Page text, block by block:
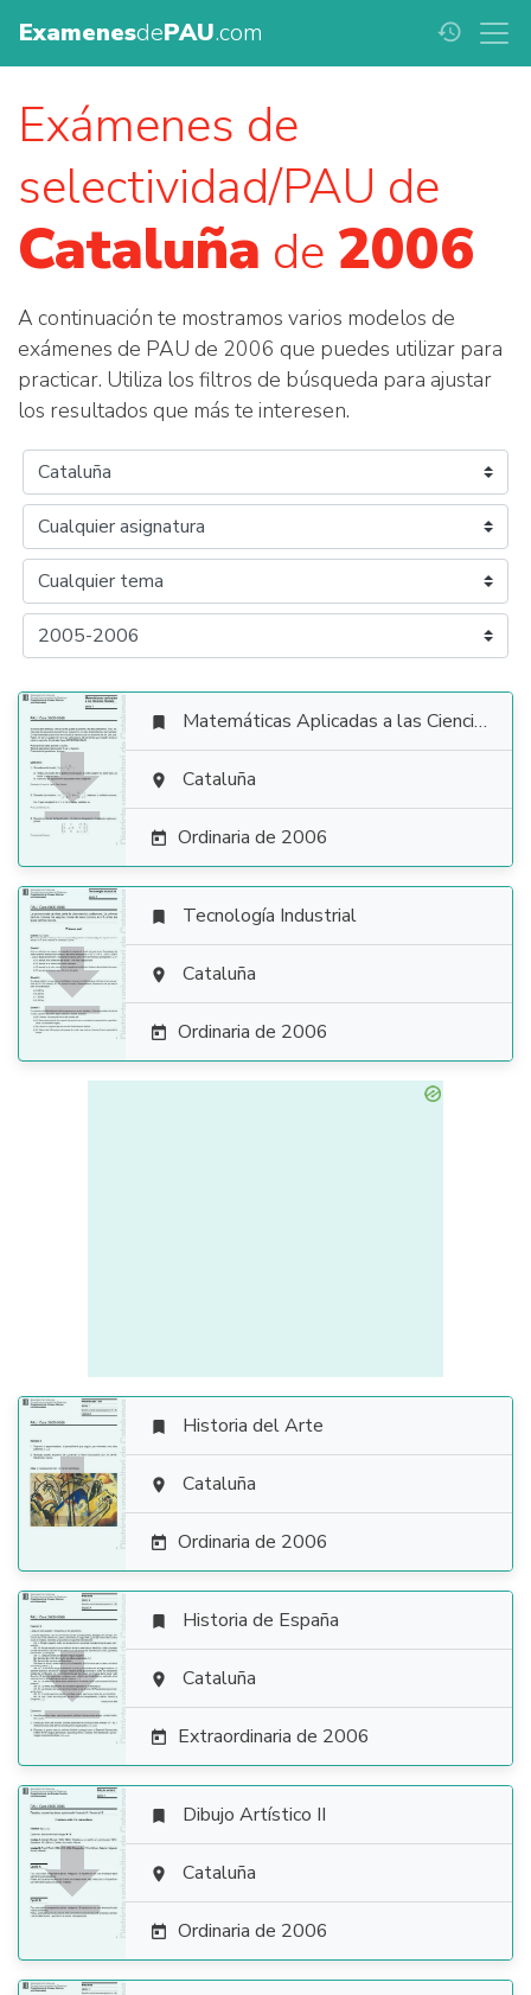
ExamenesdePAU.com history
Exámenes de
selectividad/PAU de
Cataluña de 2006
A continuación te mostramos varios modelos de
exámenes de PAU de 2006 que puedes utilizar para
practicar. Utiliza los filtros de búsqueda para ajustar
los resultados que más te interesen.

 Matemáticas Aplicadas a las Ciencias Sociales
 Cataluña
 Ordinaria de 2006

 Tecnología Industrial
 Cataluña
 Ordinaria de 2006

 Historia del Arte
 Cataluña
 Ordinaria de 2006

 Historia de España
 Cataluña
 Extraordinaria de 2006

 Dibujo Artístico II
 Cataluña
 Ordinaria de 2006